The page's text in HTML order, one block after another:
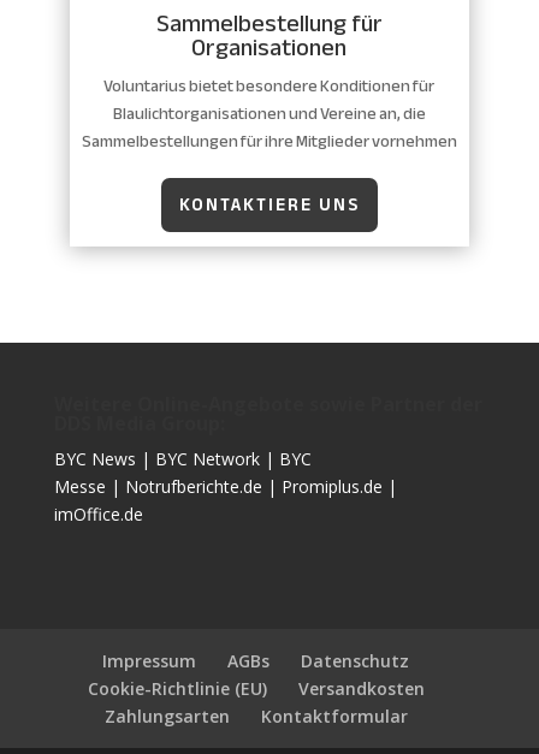
Sammelbestellung für
Organisationen
Voluntarius bietet besondere Konditionen für
Blaulichtorganisationen und Vereine an, die
Sammelbestellungen für ihre Mitglieder vornehmen
KONTAKTIERE UNS
BYC News | BYC Network| BYC
Messe | Notrufberichte.de | Promiplus.de |
imOffice.de
Impressum AGBs
Datenschutz
Cookie-Richtlinie (EU)
Versandkosten
Zahlungsarten
Kontaktformular